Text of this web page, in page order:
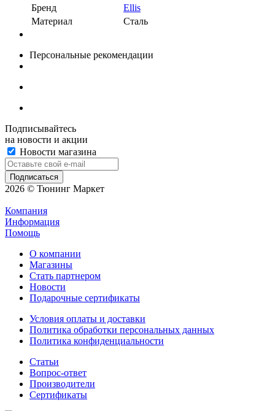
Бренд
Ellis
Материал
Сталь
Персональные рекомендации
Подписывайтесь
на новости и акции
Новости магазина
2026 © Тюнинг Маркет
Компания
Информация
Помощь
О компании
Магазины
Стать партнером
Новости
Подарочные сертификаты
Условия оплаты и доставки
Политика обработки персональных данных
Политика конфиденциальности
Статьи
Вопрос-ответ
Производители
Сертификаты